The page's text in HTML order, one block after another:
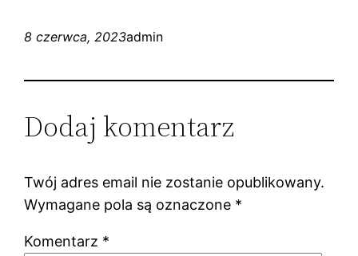
8 czerwca, 2023admin
Dodaj komentarz
Twój adres email nie zostanie opublikowany.
Wymagane pola są oznaczone *
Komentarz *